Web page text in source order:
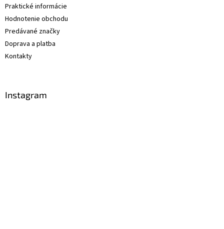
Praktické informácie
Hodnotenie obchodu
Predávané značky
Doprava a platba
Kontakty
Instagram